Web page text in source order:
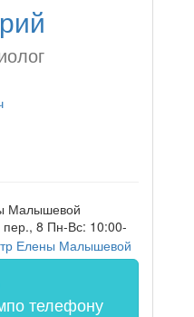
Малышевой
8 Пн-Вс: 10:00-
по телефону